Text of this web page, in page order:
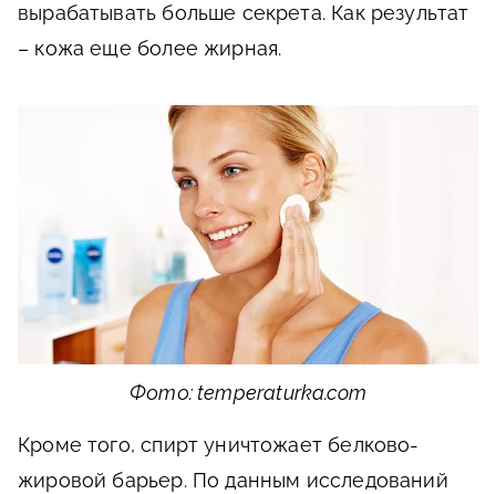
вырабатывать больше секрета. Как результат
– кожа еще более жирная.
Фото: temperaturka.com
Кроме того, спирт уничтожает белково-
жировой барьер. По данным исследований